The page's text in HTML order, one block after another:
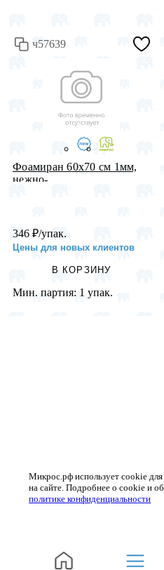
ч57639
Фоамиран 60х70 см 1мм,
нежно-...
346 ₽/упак.
Цены для новых клиентов
В КОРЗИНУ
Мин. партия: 1 упак.
Микрос.рф использует cookie
на сайте. Подробнее о cookie и
политике конфиденциальности